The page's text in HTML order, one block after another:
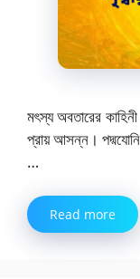
মৎস্য অবতারের
প্রায় আসন্ন।
…
Read more